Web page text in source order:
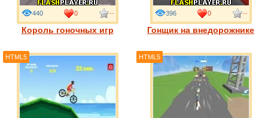
Король гоночных игр
440 0 --
Гонщик на внедорожнике
396 0 --
HTML5 HTML5